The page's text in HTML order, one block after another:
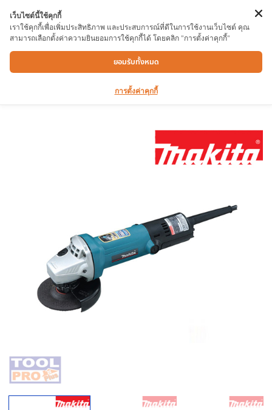
เครื่องเจียร์ MAKITA 9533BL
เว็บไซต์นี้ใช้คุกกี้
เราใช้คุกกี้เพื่อเพิ่มประสิทธิภาพ และประสบการณ์ที่ดีในการใช้งานเว็บไซต์ คุณ
สามารถเลือกตั้งค่าความยินยอมการใช้คุกกี้ได้ โดยคลิก "การตั้งค่าคุกกี้"
ยอมรับทั้งหมด
การตั้งค่าคุกกี้